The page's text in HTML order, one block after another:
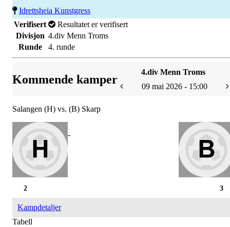
Idrettsheia Kunstgress
Verifisert
Resultatet er verifisert
Divisjon 4.div Menn Troms
Runde
4. runde
Kommende kamper
4.div Menn Troms
09 mai 2026 - 15:00
Salangen (H) vs. (B) Skarp
-
3
2
Kampdetaljer
Tabell